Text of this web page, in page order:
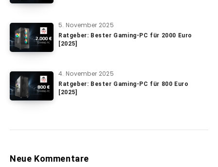
5. November 2025
Ratgeber: Bester Gaming-PC für 2000 Euro
[2025]
4. November 2025
Ratgeber: Bester Gaming-PC für 800 Euro
[2025]
Neue Kommentare